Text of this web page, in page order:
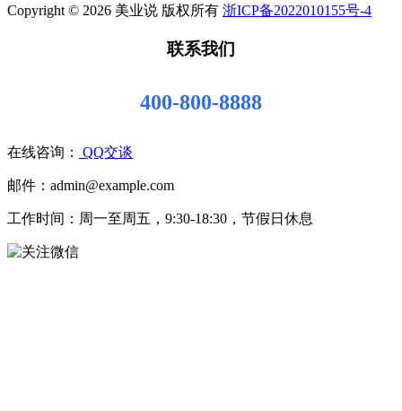
Copyright © 2026 美业说 版权所有 浙ICP备2022010155号-4
联系我们
400-800-8888
在线咨询： QQ交谈
邮件：admin@example.com
工作时间：周一至周五，9:30-18:30，节假日休息